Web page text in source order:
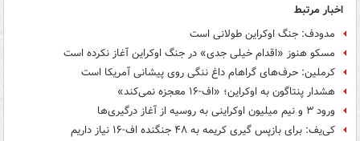
اخبار مرتبط
مدودف: جنگ اوکراین طولانی است
مسکو هنوز «اقدام‌ خیلی جدی» در جنگ اوکراین آغاز نکرده است
کرملین: حرف‌های گراهام داغ ننگی روی پیشانی آمریکا است
هشدار پنتاگون به اوکراین؛ «اف-۱۶ معجزه نمی‌کند»
ورود ۳ و نیم میلیون اوکراینی به روسیه از آغاز درگیری‌ها
کی‌یف: برای بازپس گیری کریمه به ۴۸ جنگنده اف-۱۶ نیاز داریم